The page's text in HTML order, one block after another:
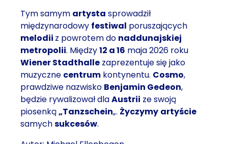
Tym samym artysta sprowadził
międzynarodowy festiwal poruszających
melodii z powrotem do naddunajskiej
metropolii. Między12 a 16 maja 2026 roku
Wiener Stadthalle zaprezentuje się jako
muzyczne centrum kontynentu. Cosmo,
prawdziwe nazwisko Benjamin Gedeon,
będzie rywalizował dlaAustrii ze swoją
piosenką„Tanzschein„. Życzymy artyście
samychsukcesów.